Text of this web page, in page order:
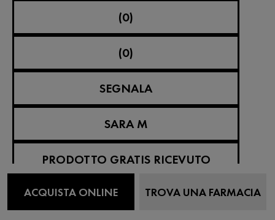
(0)
(0)
SEGNALA
SARA M
PRODOTTO GRATIS RICEVUTO
Voti0
ACQUISTA ONLINE TROVA UNA FARMACIA